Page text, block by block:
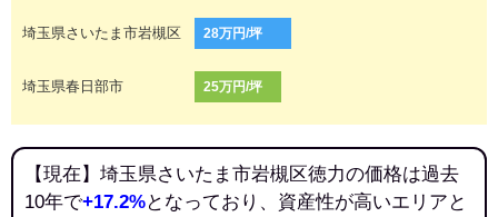
埼玉県さいたま市岩槻区 28万円/坪
埼玉県春日部市 25万円/坪
【現在】埼玉県さいたま市岩槻区徳力の価格は過去
10年で+17.2%となっており、資産性が高いエリアと